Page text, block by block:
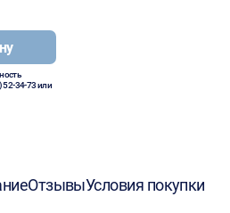
52-34-73или
ОтзывыУсловия покупки